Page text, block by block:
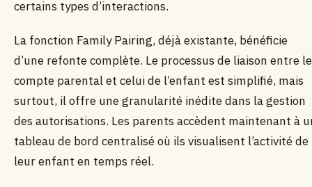
certains types d’interactions.
La fonction Family Pairing, déjà existante, bénéficie
d’une refonte complète. Le processus de liaison entre le
compte parental et celui de l’enfant est simplifié, mais
surtout, il offre une granularité inédite dans la gestion
des autorisations. Les parents accèdent maintenant à
tableau de bord centralisé où ils visualisent l’activité de
leur enfant en temps réel.